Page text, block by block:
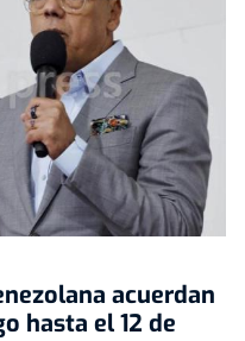
acuerdan
hasta el 12 de